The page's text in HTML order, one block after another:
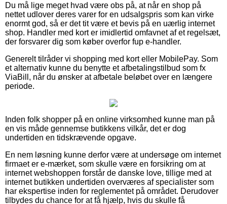
Du må lige meget hvad være obs på, at når en shop på
nettet udlover deres varer for en udsalgspris som kan virke
enormt god, så er det tit være et bevis på en uærlig internet
shop. Handler med kort er imidlertid omfavnet af et regelsæt,
der forsvarer dig som køber overfor fup e-handler.
Generelt tilråder vi shopping med kort eller MobilePay. Som
et alternativ kunne du benytte et afbetalingstilbud som fx
ViaBill, når du ønsker at afbetale beløbet over en længere
periode.
Inden folk shopper på en online virksomhed kunne man på
en vis måde gennemse butikkens vilkår, det er dog
undertiden en tidskrævende opgave.
En nem løsning kunne derfor være at undersøge om internet
firmaet er e-mærket, som skulle være en forsikring om at
internet webshoppen forstår de danske love, tillige med at
internet butikken undertiden overværes af specialister som
har ekspertise inden for reglementet på området. Derudover
tilbydes du chance for at få hjælp, hvis du skulle få